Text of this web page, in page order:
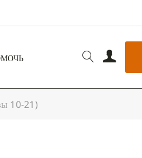
10-21)